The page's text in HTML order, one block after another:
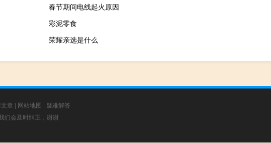
春节期间电线起火原因
彩泥零食
荣耀亲选是什么
章 | 网站地图 | 疑难解答
们会及时纠正，谢谢